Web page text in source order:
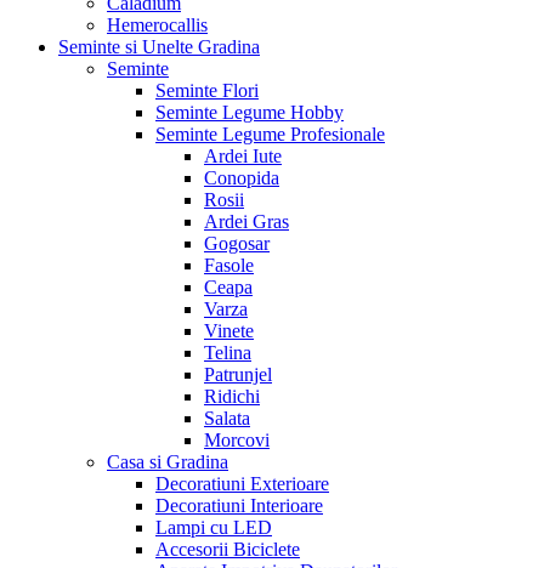
Hemerocallis
Seminte si Unelte Gradina
Seminte
Seminte Flori
Seminte Legume Hobby
Seminte Legume Profesionale
Ardei Iute
Conopida
Rosii
Ardei Gras
Gogosar
Fasole
Ceapa
Varza
Vinete
Telina
Patrunjel
Ridichi
Salata
Morcovi
Casa si Gradina
Decoratiuni Exterioare
Decoratiuni Interioare
Lampi cu LED
Accesorii Biciclete